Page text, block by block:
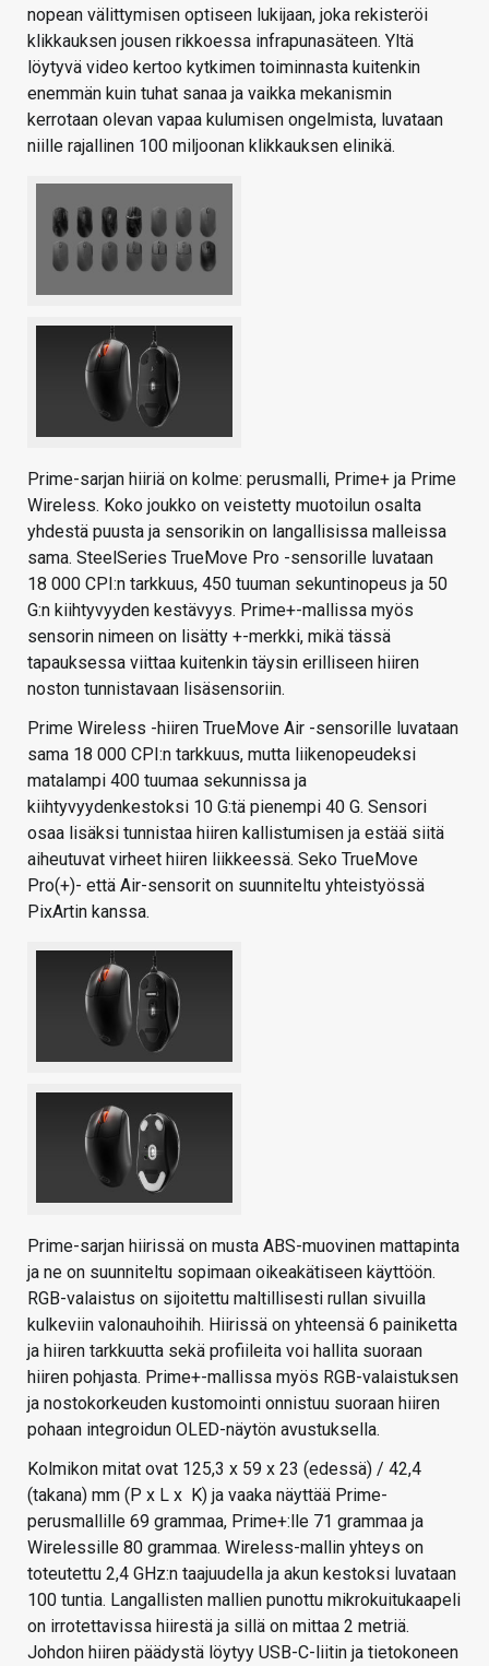
nopean välittymisen optiseen lukijaan, joka rekisteröi
klikkauksen jousen rikkoessa infrapunasäteen. Yltä
löytyvä video kertoo kytkimen toiminnasta kuitenkin
enemmän kuin tuhat sanaa ja vaikka mekanismin
kerrotaan olevan vapaa kulumisen ongelmista, luvataan
niille rajallinen 100 miljoonan klikkauksen elinikä.
Prime-sarjan hiiriä on kolme: perusmalli, Prime+ ja Prime
Wireless. Koko joukko on veistetty muotoilun osalta
yhdestä puusta ja sensorikin on langallisissa malleissa
sama. SteelSeries TrueMove Pro -sensorille luvataan
18 000 CPI:n tarkkuus, 450 tuuman sekuntinopeus ja 50
G:n kiihtyvyyden kestävyys. Prime+-mallissa myös
sensorin nimeen on lisätty +-merkki, mikä tässä
tapauksessa viittaa kuitenkin täysin erilliseen hiiren
noston tunnistavaan lisäsensoriin.
Prime Wireless -hiiren TrueMove Air -sensorille luvataan
sama 18 000 CPI:n tarkkuus, mutta liikenopeudeksi
matalampi 400 tuumaa sekunnissa ja
kiihtyvyydenkestoksi 10 G:tä pienempi 40 G. Sensori
osaa lisäksi tunnistaa hiiren kallistumisen ja estää siitä
aiheutuvat virheet hiiren liikkeessä. Seko TrueMove
Pro(+)- että Air-sensorit on suunniteltu yhteistyössä
PixArtin kanssa.
Prime-sarjan hiirissä on musta ABS-muovinen mattapinta
ja ne on suunniteltu sopimaan oikeakätiseen käyttöön.
RGB-valaistus on sijoitettu maltillisesti rullan sivuilla
kulkeviin valonauhoihih. Hiirissä on yhteensä 6 painiketta
ja hiiren tarkkuutta sekä profiileita voi hallita suoraan
hiiren pohjasta. Prime+-mallissa myös RGB-valaistuksen
ja nostokorkeuden kustomointi onnistuu suoraan hiiren
pohaan integroidun OLED-näytön avustuksella.
Kolmikon mitat ovat 125,3 x 59 x 23 (edessä) / 42,4
(takana) mm (P x L x K) ja vaaka näyttää Prime-
perusmallille 69 grammaa, Prime+:lle 71 grammaa ja
Wirelessille 80 grammaa. Wireless-mallin yhteys on
toteutettu 2,4 GHz:n taajuudella ja akun kestoksi luvataan
100 tuntia. Langallisten mallien punottu mikrokuitukaapeli
on irrotettavissa hiirestä ja sillä on mittaa 2 metriä.
Johdon hiiren päädystä löytyy USB-C-liitin ja tietokoneen